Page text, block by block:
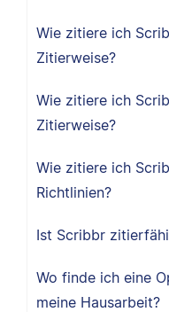
Wie zitiere ich
Zitierweise?
Wie zitiere ich
Zitierweise?
Wie zitiere ich
Richtlinien?
Ist Scribbr
Wo finde ich eine
meine Hausarbeit?